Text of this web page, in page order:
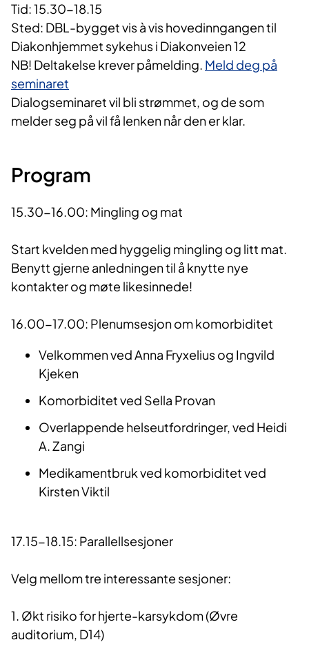
Tid: 15.30-18.15
Sted: DBL-bygget vis à vis hovedinngangen til
Diakonhjemmet sykehus i Diakonveien 12
NB! Deltakelse krever påmelding. Meld deg på
seminaret
Dialogseminaret vil bli strømmet, og de som
melder seg på vil få lenken når den er klar.
Program
15.30-16.00: Mingling og mat
Start kvelden med hyggelig mingling og litt mat.
Benytt gjerne anledningen til å knytte nye
kontakter og møte likesinnede!
16.00-17.00: Plenumsesjon om komorbiditet
Velkommen ved Anna Fryxelius og Ingvild
Kjeken
Komorbiditet ved Sella Provan
Overlappende helseutfordringer, ved Heidi
A. Zangi
Medikamentbruk ved komorbiditet ved
Kirsten Viktil
17.15-18.15: Parallellsesjoner
Velg mellom tre interessante sesjoner:
1. Økt risiko for hjerte-karsykdom (Øvre
auditorium, D14)